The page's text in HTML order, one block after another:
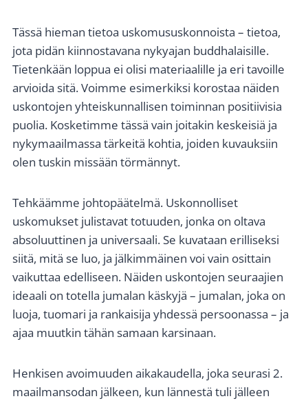
Tässä hieman tietoa uskomususkonnoista – tietoa,
jota pidän kiinnostavana nykyajan buddhalaisille.
Tietenkään loppua ei olisi materiaalille ja eri tavoille
arvioida sitä. Voimme esimerkiksi korostaa näiden
uskontojen yhteiskunnallisen toiminnan positiivisia
puolia. Kosketimme tässä vain joitakin keskeisiä ja
nykymaailmassa tärkeitä kohtia, joiden kuvauksiin
olen tuskin missään törmännyt.
Tehkäämme johtopäätelmä. Uskonnolliset
uskomukset julistavat totuuden, jonka on oltava
absoluuttinen ja universaali. Se kuvataan erilliseksi
siitä, mitä se luo, ja jälkimmäinen voi vain osittain
vaikuttaa edelliseen. Näiden uskontojen seuraajien
ideaali on totella jumalan käskyjä – jumalan, joka on
luoja, tuomari ja rankaisija yhdessä persoonassa – ja
ajaa muutkin tähän samaan karsinaan.
Henkisen avoimuuden aikakaudella, joka seurasi 2.
maailmansodan jälkeen, kun lännestä tuli jälleen